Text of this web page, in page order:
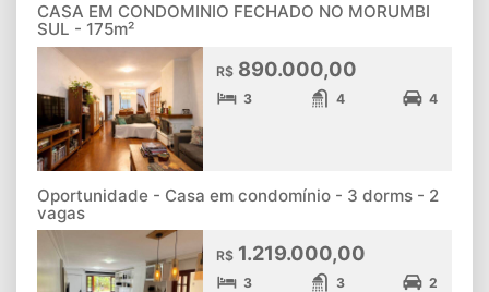
CASA EM CONDOMINIO FECHADO NO MORUMBI
SUL - 175m²
R$ 890.000,00
3 4 4
Oportunidade - Casa em condomínio - 3 dorms - 2
vagas
R$ 1.219.000,00
3 3 2